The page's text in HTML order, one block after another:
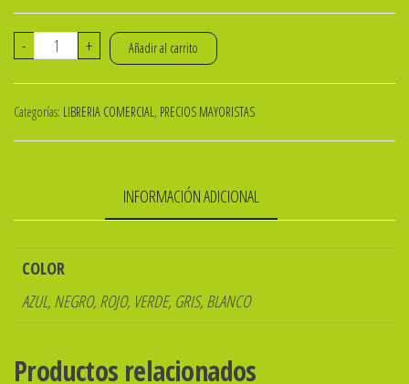
-
CARPETA
FRENTE
TRANSP
ECONOMICA
12
UNID.
cantidad
+ Añadir al carrito
Categorías: LIBRERIA COMERCIAL, PRECIOS MAYORISTAS
INFORMACIÓN ADICIONAL
COLOR
AZUL, NEGRO, ROJO, VERDE, GRIS, BLANCO
Productos relacionados